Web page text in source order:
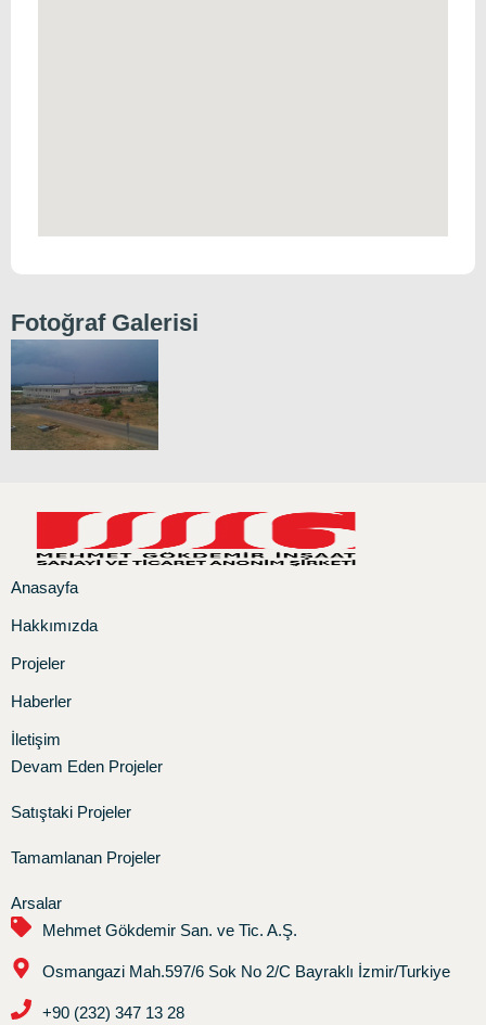
Fotoğraf Galerisi
Anasayfa
Hakkımızda
Projeler
Haberler
İletişim
Devam Eden Projeler
Satıştaki Projeler
Tamamlanan Projeler
Arsalar
Mehmet Gökdemir San. ve Tic. A.Ş.
Osmangazi Mah.597/6 Sok No 2/C Bayraklı İzmir/Turkiye
+90 (232) 347 13 28